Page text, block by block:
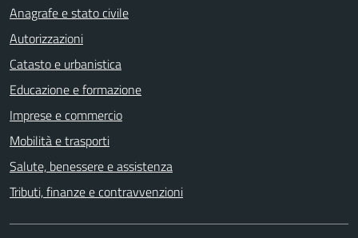
Anagrafe e stato civile
Autorizzazioni
Catasto e urbanistica
Educazione e formazione
Imprese e commercio
Mobilità e trasporti
Salute, benessere e assistenza
Tributi, finanze e contravvenzioni